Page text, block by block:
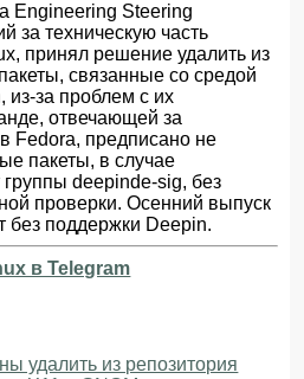
Engineering Steering
за техническую часть
принял решение удалить из
связанные со средой
из-за проблем с их
отвечающей за
Fedora, предписано не
пакеты, в случае
группы deepinde-sig, без
проверки. Осенний выпуск
без поддержки Deepin.
в Telegram
удалить из репозитория